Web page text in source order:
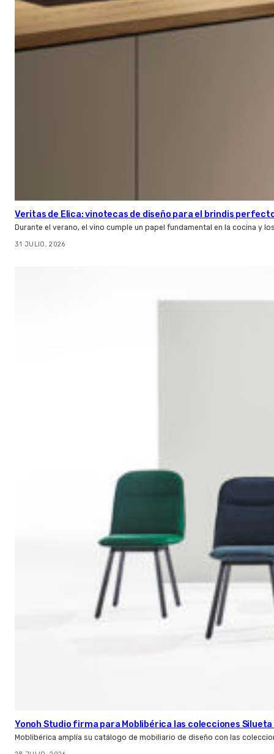
Veritas de Elica: vinotecas de diseño para el brindis
Durante el verano, el vino cumple un papel fundamental en la cocina y
31 JULIO, 2026
Yonoh Studio firma para Moblibérica las colecciones Silueta
Moblibérica amplía su catálogo de mobiliario de diseño con las